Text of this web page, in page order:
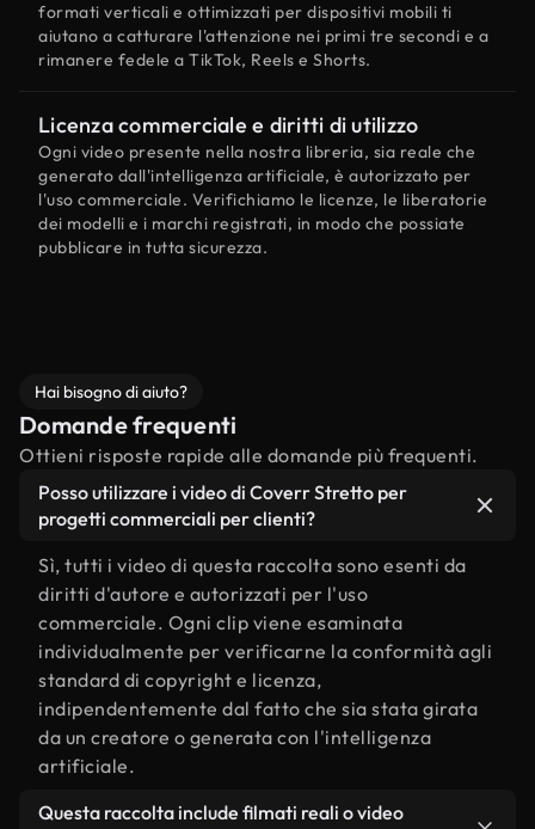
formati verticali e ottimizzati per dispositivi mobili ti
aiutano a catturare l'attenzione nei primi tre secondi e a
rimanere fedele a TikTok, Reels e Shorts.
Licenza commerciale e diritti di utilizzo
Ogni video presente nella nostra libreria, sia reale che
generato dall'intelligenza artificiale, è autorizzato per
l'uso commerciale. Verifichiamo le licenze, le liberatorie
dei modelli e i marchi registrati, in modo che possiate
pubblicare in tutta sicurezza.
Hai bisogno di aiuto?
Domande frequenti
Ottieni risposte rapide alle domande più frequenti.
Posso utilizzare i video di Coverr Stretto per
progetti commerciali per clienti?
Sì, tutti i video di questa raccolta sono esenti da
diritti d'autore e autorizzati per l'uso
commerciale. Ogni clip viene esaminata
individualmente per verificarne la conformità agli
standard di copyright e licenza,
indipendentemente dal fatto che sia stata girata
da un creatore o generata con l'intelligenza
artificiale.
Questa raccolta include filmati reali o video